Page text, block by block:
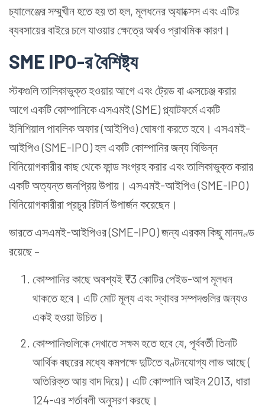
চ্যালেঞ্জের সম্মুখীন হতে হয় তা হল, মূলধনের অ্যাক্সেস এবং এটির
ব্যবসায়ের বাইরে চলে যাওয়ার ক্ষেত্রে অর্থও প্রাথমিক কারণ।
SME IPO-র বৈশিষ্ট্য
স্টকগুলি তালিকাভুক্ত হওয়ার আগে এবং ট্রেড বা এক্সচেঞ্জ করার
আগে একটি কোম্পানিকে এসএমই (SME) প্ল্যাটফর্মে একটি
ইনিশিয়াল পাবলিক অফার (আইপিও) ঘোষণা করতে হবে। এসএমই-
আইপিও (SME-IPO) হল একটি কোম্পানির জন্য বিভিন্ন
বিনিয়োগকারীর কাছ থেকে ফান্ড সংগ্রহ করার এবং তালিকাভুক্ত করার
একটি অত্যন্ত জনপ্রিয় উপায়। এসএমই-আইপিও (SME-IPO)
বিনিয়োগকারীরা প্রচুর রিটার্ন উপার্জন করেছেন।
ভারতে এসএমই-আইপিওর (SME-IPO) জন্য এরকম কিছু মানদণ্ড
রয়েছে –
কোম্পানির কাছে অবশ্যই ₹3 কোটির পেইড-আপ মূলধন
থাকতে হবে। এটি মোট মূল্য এবং স্থাবর সম্পদগুলির জন্যও
একই হওয়া উচিত।
কোম্পানিগুলিকে দেখাতে সক্ষম হতে হবে যে, পূর্ববর্তী তিনটি
আর্থিক বছরের মধ্যে কমপক্ষে দুটিতে বণ্টনযোগ্য লাভ আছে (
অতিরিক্ত আয় বাদ দিয়ে)। এটি কোম্পানি আইন 2013, ধারা
124-এর শর্তাবলী অনুসরণ করছে।